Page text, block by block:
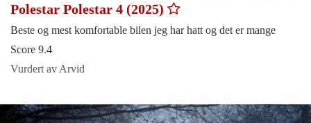
Polestar Polestar 4 (2025)
Beste og mest komfortable bilen jeg har hatt og det er mange
Score 9.4
Vurdert av Arvid